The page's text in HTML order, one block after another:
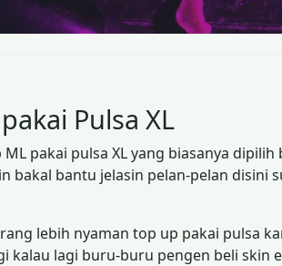
Pulsa XL
pakai pulsa XL yang biasanya
bakal bantu jelasin pelan-pelan
lebih nyaman top up pakai pulsa
kalau lagi buru-buru pengen beli